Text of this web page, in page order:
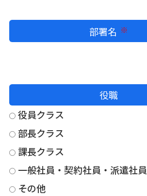
部署名
役職
役員クラス
部長クラス
課長クラス
一般社員・契約社員・派遣社員
その他